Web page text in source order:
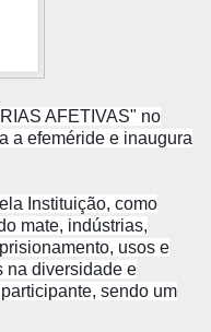
AFETIVAS" no
a efeméride e inaugura
Instituição, como
mate, indústrias,
usos e
na diversidade e
sendo um